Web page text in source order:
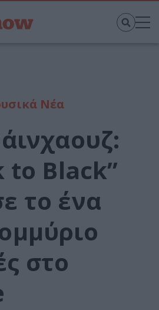
Νέα
to Black”
το ένα
στο